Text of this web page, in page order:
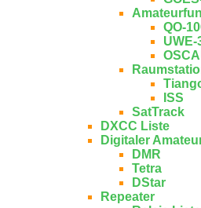
QO-
UWE-
ISS
SatTrack
DXCC Liste
Digitaler
DMR
Tetra
DStar
Repeater